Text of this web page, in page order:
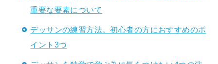
重要な要素について
デッサンの練習方法。初心者の方におすすめのポ
イント3つ